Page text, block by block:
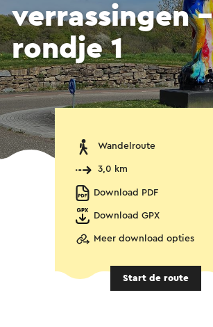
verrassingen -
rondje 1
Wandelroute
3,0 km
Download PDF
Download GPX
Meer download opties
Start de route